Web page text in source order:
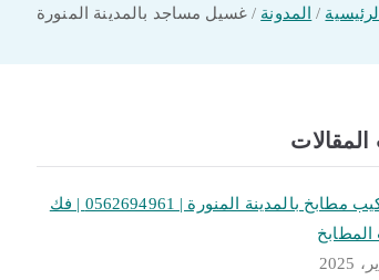
المدونة غسيل مساجد بالمدينة المنورة
فني تركيب مطابخ بالمدينة المنورة | 0562694961 | فك
المطابخ